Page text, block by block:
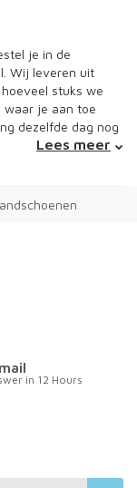
je in de
Wij leveren uit
stuks we
waar je aan toe
dezelfde dag nog
hoeveelheden?
terecht kunt
Zo hebben we
we trainingen
krijgen met
informatie
poedervrij. Toch
Lees meer
in 12 Hours